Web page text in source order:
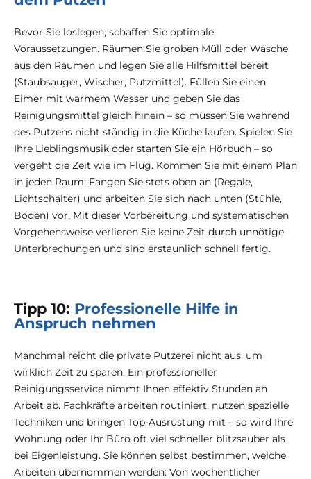
Bevor Sie loslegen, schaffen Sie optimale
Voraussetzungen. Räumen Sie groben Müll oder Wäsche
aus den Räumen und legen Sie alle Hilfsmittel bereit
(Staubsauger, Wischer, Putzmittel). Füllen Sie einen
Eimer mit warmem Wasser und geben Sie das
Reinigungsmittel gleich hinein – so müssen Sie während
des Putzens nicht ständig in die Küche laufen. Spielen Sie
Ihre Lieblingsmusik oder starten Sie ein Hörbuch – so
vergeht die Zeit wie im Flug. Kommen Sie mit einem Plan
in jeden Raum: Fangen Sie stets oben an (Regale,
Lichtschalter) und arbeiten Sie sich nach unten (Stühle,
Böden) vor. Mit dieser Vorbereitung und systematischen
Vorgehensweise verlieren Sie keine Zeit durch unnötige
Unterbrechungen und sind erstaunlich schnell fertig.
Tipp 10: Professionelle Hilfe in
Anspruch nehmen
Manchmal reicht die private Putzerei nicht aus, um
wirklich Zeit zu sparen. Ein professioneller
Reinigungsservice nimmt Ihnen effektiv Stunden an
Arbeit ab. Fachkräfte arbeiten routiniert, nutzen spezielle
Techniken und bringen Top-Ausrüstung mit – so wird Ihre
Wohnung oder Ihr Büro oft viel schneller blitzsauber als
bei Eigenleistung. Sie können selbst bestimmen, welche
Arbeiten übernommen werden: Von wöchentlicher